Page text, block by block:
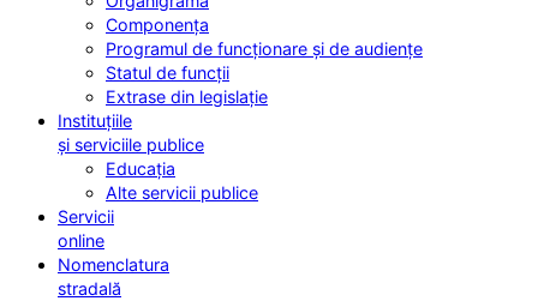
Componența
Programul de funcționare și de audiențe
Statul de funcții
Extrase din legislație
Instituțiile
și serviciile publice
Educația
Alte servicii publice
Servicii
online
Nomenclatura
stradală